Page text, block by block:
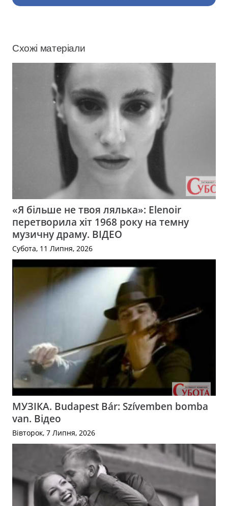
Схожі матеріали
«Я більше не твоя лялька»: Elenoir
перетворила хіт 1968 року на темну
музичну драму. ВІДЕО
Субота, 11 Липня, 2026
МУЗІКА. Budapest Bár: Szívemben bomba
van. Відео
Вівторок, 7 Липня, 2026